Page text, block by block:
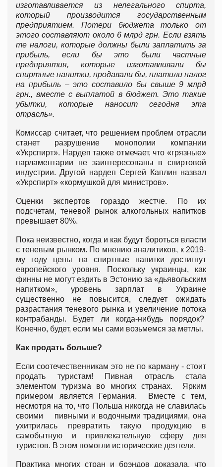
изготавливается из нелегального спирта,
который производится государственным
предприятием. Потери бюджета только от
этого составляют около 6 млрд грн. Если взять
те налоги, которые должны были заплатить за
прибыль, если бы это были частные
предприятия, которые изготавливали бы
спиртные напитки, продавали бы, платили налог
на прибыль – это составило бы свыше 9 млрд
грн., вместе с выплатой в бюджет. Это такие
убытки, которые наносит сегодня эта
отрасль».
Комиссар считает, что решением проблем отрасли
станет разрушение монополии компании
«Укрспирт». Нардеп также отмечает, что «грязные»
парламентарии не заинтересованы в спиртовой
индустрии. Другой нардеп Сергей Каплин назвал
«Укрспирт» «кормушкой для министров».
Оценки экспертов гораздо жестче. По их
подсчетам, теневой рынок алкогольных напитков
превышает 80%.
Пока неизвестно, когда и как будут бороться власти
с теневым рынком. По мнению аналитиков, к 2019-
му году цены на спиртные напитки достигнут
европейского уровня. Поскольку украинцы, как
финны не могут ездить в Эстонию за «дьявольским
напитком», уровень зарплат в Украине
существенно не повысится, следует ожидать
разрастания теневого рынка и увеличение потока
контрабанды. Будет ли когда-нибудь порядок?
Конечно, будет, если мы сами возьмемся за метлы.
Как продать больше?
Если соотечественникам это не по карману - стоит
продать туристам! Пивная отрасль стала
элементом туризма во многих странах. Ярким
примером является Германия. Вместе с тем,
несмотря на то, что Польша никогда не славилась
своими пивными и водочными традициями, она
ухитрилась превратить такую продукцию в
самобытную и привлекательную сферу для
туристов. В этом помогли исторические деятели.
Практика многих стран и брэндов доказала, что